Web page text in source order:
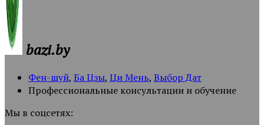
bazi.by
Фен-шуй, Ба Цзы, Ци Мень, Выбор Дат
Профессиональные консультации и обучение
Мы в соцсетях: